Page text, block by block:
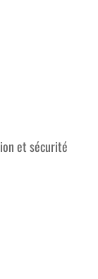
et sécurité
Q.SILVER 150MM
imprégné
la chaleur fait de